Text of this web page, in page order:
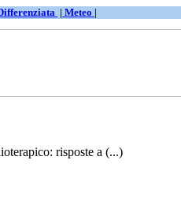
| Meteo |
risposte a (...)